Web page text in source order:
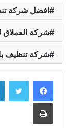
افضل شركة
شركة العملاق
شركة تنظيف
طباعة